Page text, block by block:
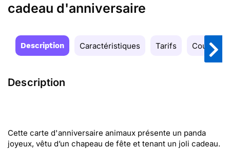
cadeau d'anniversaire
Description Caractéristiques Tarifs Couleurs
Description
Cette carte d'anniversaire animaux présente un panda
joyeux, vêtu d’un chapeau de fête et tenant un joli cadeau.